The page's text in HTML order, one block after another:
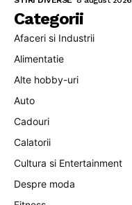
Categorii
Afaceri si Industrii
Alimentatie
Alte hobby-uri
Auto
Cadouri
Calatorii
Cultura si Entertainment
Despre moda